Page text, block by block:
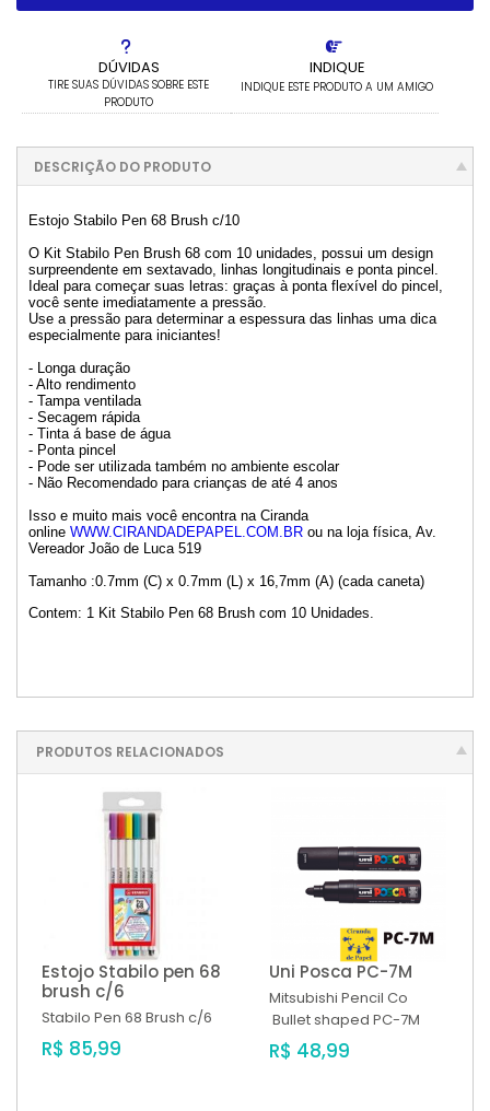
DÚVIDAS
TIRE SUAS DÚVIDAS SOBRE ESTE
PRODUTO
INDIQUE
INDIQUE ESTE PRODUTO A UM AMIGO
DESCRIÇÃO DO PRODUTO
Estojo Stabilo Pen 68 Brush c/10
O Kit Stabilo Pen Brush 68 com 10 unidades, possui um design
surpreendente em sextavado, linhas longitudinais e ponta pincel.
Ideal para começar suas letras: graças à ponta flexível do pincel,
você sente imediatamente a pressão.
Use a pressão para determinar a espessura das linhas uma dica
especialmente para iniciantes!
- Longa duração
- Alto rendimento
- Tampa ventilada
- Secagem rápida
- Tinta á base de água
- Ponta pincel
- Pode ser utilizada também no ambiente escolar
- Não Recomendado para crianças de até 4 anos
Isso e muito mais você encontra na Ciranda
online WWW.CIRANDADEPAPEL.COM.BR ou na loja física, Av.
Vereador João de Luca 519
Tamanho :0.7mm (C) x 0.7mm (L) x 16,7mm (A) (cada caneta)
Contem: 1 Kit Stabilo Pen 68 Brush com 10 Unidades.
PRODUTOS RELACIONADOS
Estojo Stabilo pen 68
brush c/6
Stabilo Pen 68 Brush c/6
R$ 85,99
Uni Posca PC-7M
Mitsubishi Pencil Co
Bullet shaped PC-7M
R$ 48,99